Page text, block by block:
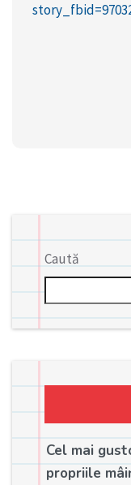
Caută
Cel mai
propriile